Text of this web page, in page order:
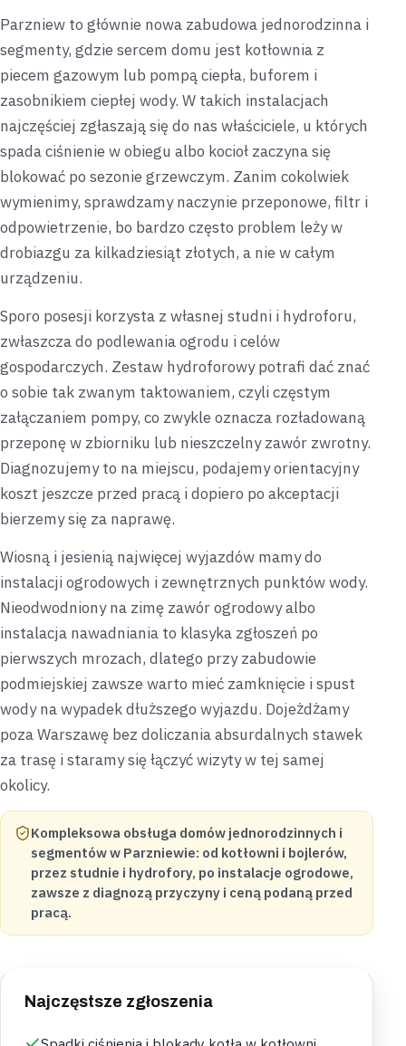
Parzniew to głównie nowa zabudowa jednorodzinna i
segmenty, gdzie sercem domu jest kotłownia z
piecem gazowym lub pompą ciepła, buforem i
zasobnikiem ciepłej wody. W takich instalacjach
najczęściej zgłaszają się do nas właściciele, u których
spada ciśnienie w obiegu albo kocioł zaczyna się
blokować po sezonie grzewczym. Zanim cokolwiek
wymienimy, sprawdzamy naczynie przeponowe, filtr i
odpowietrzenie, bo bardzo często problem leży w
drobiazgu za kilkadziesiąt złotych, a nie w całym
urządzeniu.
Sporo posesji korzysta z własnej studni i hydroforu,
zwłaszcza do podlewania ogrodu i celów
gospodarczych. Zestaw hydroforowy potrafi dać znać
o sobie tak zwanym taktowaniem, czyli częstym
załączaniem pompy, co zwykle oznacza rozładowaną
przeponę w zbiorniku lub nieszczelny zawór zwrotny.
Diagnozujemy to na miejscu, podajemy orientacyjny
koszt jeszcze przed pracą i dopiero po akceptacji
bierzemy się za naprawę.
Wiosną i jesienią najwięcej wyjazdów mamy do
instalacji ogrodowych i zewnętrznych punktów wody.
Nieodwodniony na zimę zawór ogrodowy albo
instalacja nawadniania to klasyka zgłoszeń po
pierwszych mrozach, dlatego przy zabudowie
podmiejskiej zawsze warto mieć zamknięcie i spust
wody na wypadek dłuższego wyjazdu. Dojeżdżamy
poza Warszawę bez doliczania absurdalnych stawek
za trasę i staramy się łączyć wizyty w tej samej
okolicy.
Kompleksowa obsługa domów jednorodzinnych i
segmentów w Parzniewie: od kotłowni i bojlerów,
przez studnie i hydrofory, po instalacje ogrodowe,
zawsze z diagnozą przyczyny i ceną podaną przed
pracą.
Najczęstsze zgłoszenia